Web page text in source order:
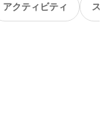
アクティビティ ス